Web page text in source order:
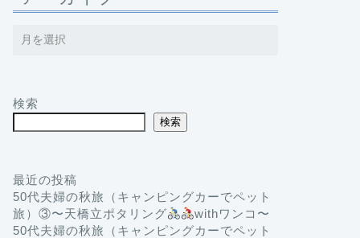
検索
検索
最近の投稿
50代夫婦の秋旅（キャンピングカーでペット
旅）③〜天橋立ポタリング
withワンコ〜
50代夫婦の秋旅（キャンピングカーでペット